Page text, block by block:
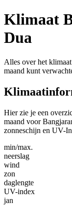
Klimaat
Dua
Alles over het
maand kunt
Hier zie je een
maand voor
zonneschijn en UV-
min/max.
neerslag
wind
zon
daglengte
UV-index
jan